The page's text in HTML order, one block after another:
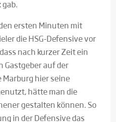
ersten Minuten mit
die HSG-Defensive vor
nach kurzer Zeit ein
Gastgeber auf der
hier seine
hätte man die
gestalten können. So
in der Defensive das